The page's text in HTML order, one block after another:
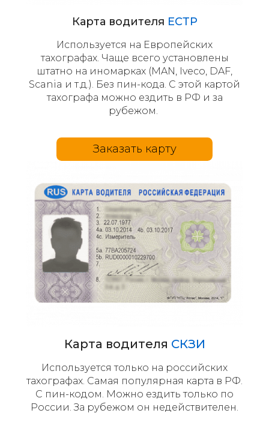
Карта водителя ЕСТР
Используется на Европейских
тахографах. Чаще всего установлены
штатно на иномарках (MAN, Iveco, DAF,
Scania и т.д.). Без пин-кода. С этой картой
тахографа можно ездить в РФ и за
рубежом.
Заказать карту
Карта водителя СКЗИ
Используется только на российских
тахографах. Самая популярная карта в РФ.
С пин-кодом. Можно ездить только по
России. За рубежом он недействителен.